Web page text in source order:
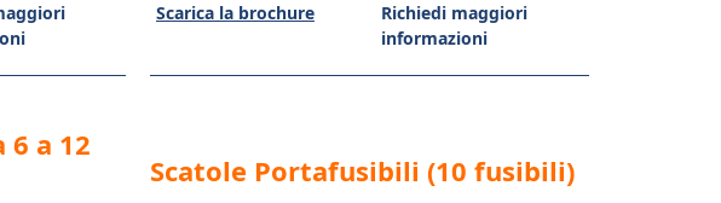
Scarica la brochure
Richiedi maggiori
informazioni
a 12
Scatole Portafusibili (10 fusibili)